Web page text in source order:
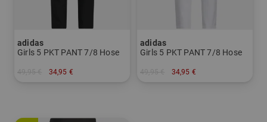
adidas
Girls 5 PKT PANT 7/8 Hose
34,95 €
adidas
Girls 5 PKT PANT 7/8 Hose
34,95 €